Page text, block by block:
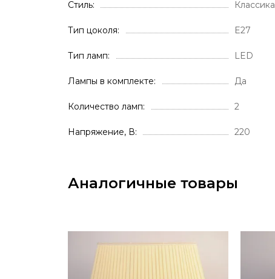
Стиль Классика
Тип цоколя E27
Тип ламп LED
Лампы в комплекте Да
Количество ламп 2
Напряжение, В 220
Аналогичные товары